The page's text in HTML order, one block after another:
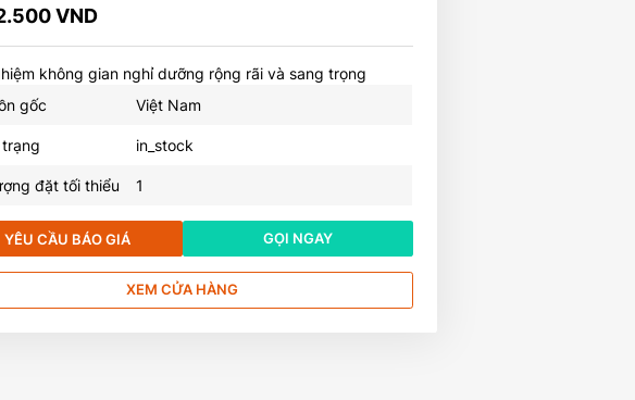
VND
không gian nghỉ dưỡng rộng rãi và sang trọng
gốc
Việt Nam
in_stock
đặt tối thiểu 1
YÊU CẦU BÁO GIÁ GỌI NGAY
XEM CỬA HÀNG